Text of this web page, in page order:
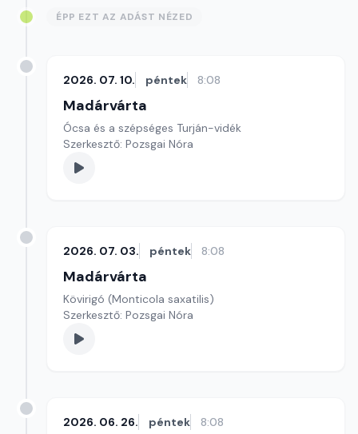
ÉPP EZT AZ ADÁST NÉZED
2026. 07. 10. péntek 8:08
Madárvárta
Ócsa és a szépséges Turján-vidék
Szerkesztő: Pozsgai Nóra
2026. 07. 03. péntek 8:08
Madárvárta
Kövirigó (Monticola saxatilis)
Szerkesztő: Pozsgai Nóra
2026. 06. 26. péntek 8:08